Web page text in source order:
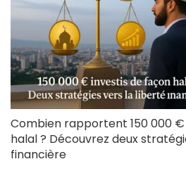
Combien rapportent 150 000
halal ? Découvrez deux
financière